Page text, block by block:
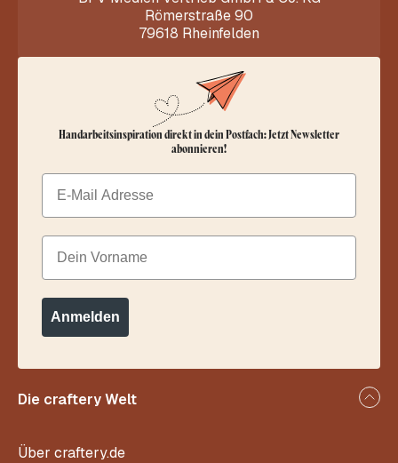
Römerstraße 90
79618 Rheinfelden
Die craftery Welt
Über craftery.de
Handarbeitsinspiration direkt in dein Postfach: Jetzt Newsletter
abonnieren!
Email
Dein Vorname
Anmelden